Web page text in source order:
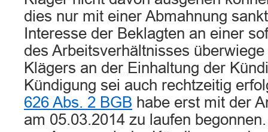
dies nur mit einer Abmahnung
Interesse der Beklagten an einer
des Arbeitsverhältnisses
Klägers an der Einhaltung der
Kündigung sei auch rechtzeitig
626 Abs. 2 BGB habe erst mit der
am 05.03.2014 zu laufen